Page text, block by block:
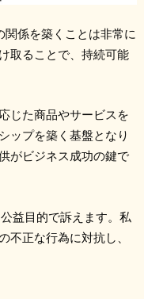
関係を築くことは非常に
取ることで、持続可能
じた商品やサービスを
ップを築く基盤となり
がビジネス成功の鍵で
益目的で訴えます。私
不正な行為に対抗し、